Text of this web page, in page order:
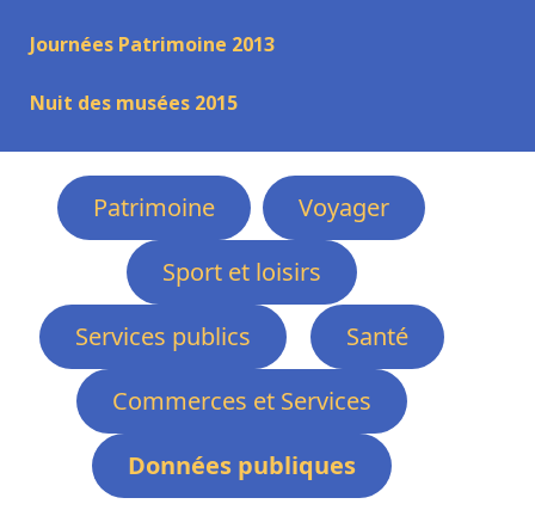
Journées Patrimoine 2013
Nuit des musées 2015
Patrimoine
Voyager
Sport et loisirs
Services publics
Santé
Commerces et Services
Données publiques